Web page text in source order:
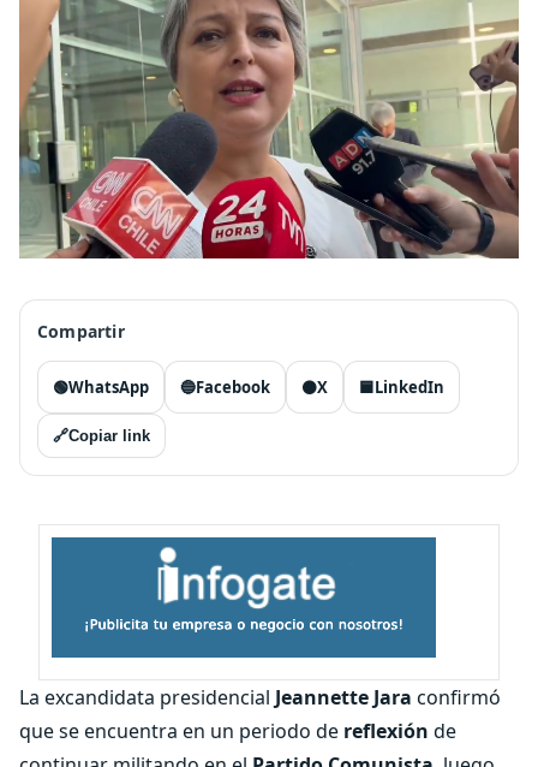
Compartir
🟢WhatsApp 🔵Facebook ⚫X 🟦LinkedIn
🔗Copiar link
La excandidata presidencial Jeannette Jara confirmó
que se encuentra en un periodo de reflexión de